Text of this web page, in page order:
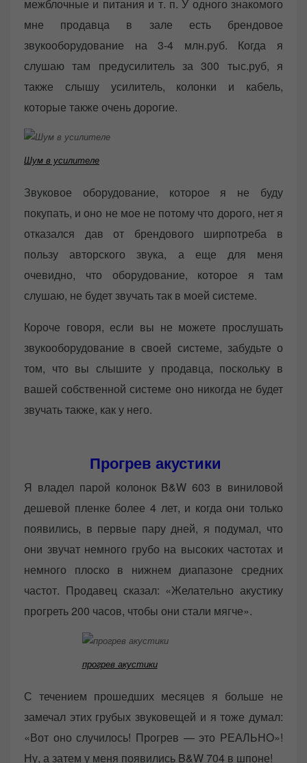
межблочные и питания и т. п. У одного знакомого
мне продавца в зале есть брендовое
звукооборудование на 3-4 млн.руб. Когда я
слушаю там предусилитель за 300 тыс.руб, я
также слышу усилитель, колонки и кабель,
которые также очень дорогие.
Шум в усилителе
Звуковое оборудование, которое я не буду
покупать, и оно не мое не потому что дорого, нет я
отказался дав от брендового ширпотреба в
пользу авторского звука, а еще для меня
очевидно, что оборудование, которое я там
слушаю, не будет звучать так в моей системе.
Короче говоря, если вы не можете прослушать
звукооборудование в своей системе, забудьте о
том, что вы слышите у продавца, поскольку в
вашей собственной системе оно никогда не будет
звучать также, как у него.
Прогрев акустики
Я владел парой колонок B&W 603 в виниловой
дешевой пленке более 4 лет, и когда они только
появились, в первые пару дней, я подумал, что
они звучат немного грубо на высоких частотах и
немного плоско в нижнем диапазоне средних
частот. Продавец сказал: «Желательно акустику
прогреть 200 часов, чтобы они стали мягче».
прогрев акустики
С течением прошедших месяцев я больше не
замечал этих грубых звуковещей и я тоже думал:
«Вот оно случилось! Прогрев — это РЕАЛЬНО»!
Ну, а затем у меня появились B&W 704 в шпоне!